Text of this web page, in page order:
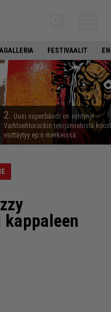
FESTIVAALIT
2. Uusi superbändi on syntynyt –
Vaihtoehtorockin tekijämiehistä
esittäytyy ep:n merkeissä